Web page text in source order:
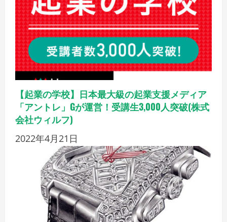
【起業の学校】日本最大級の起業支援メディア
「アントレ」Gが運営！受講生3,000人突破(株式
会社ウィルフ)
2022年4月21日